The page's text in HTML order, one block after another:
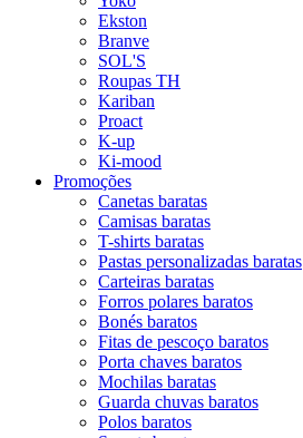
Ekston
Branve
SOL'S
Roupas TH
Kariban
Proact
K-up
Ki-mood
Promoções
Canetas baratas
Camisas baratas
T-shirts baratas
Pastas personalizadas baratas
Carteiras baratas
Forros polares baratos
Bonés baratos
Fitas de pescoço baratos
Porta chaves baratos
Mochilas baratas
Guarda chuvas baratos
Polos baratos